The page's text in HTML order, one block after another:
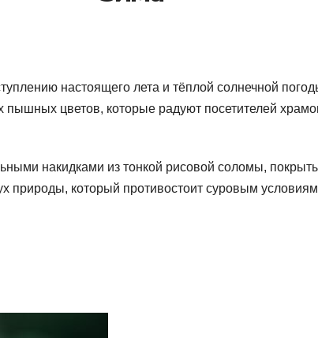
настоящего лета и тёплой солнечной
цветов, которые радуют посетителей
накидками из тонкой рисовой соломы,
который противостоит суровым